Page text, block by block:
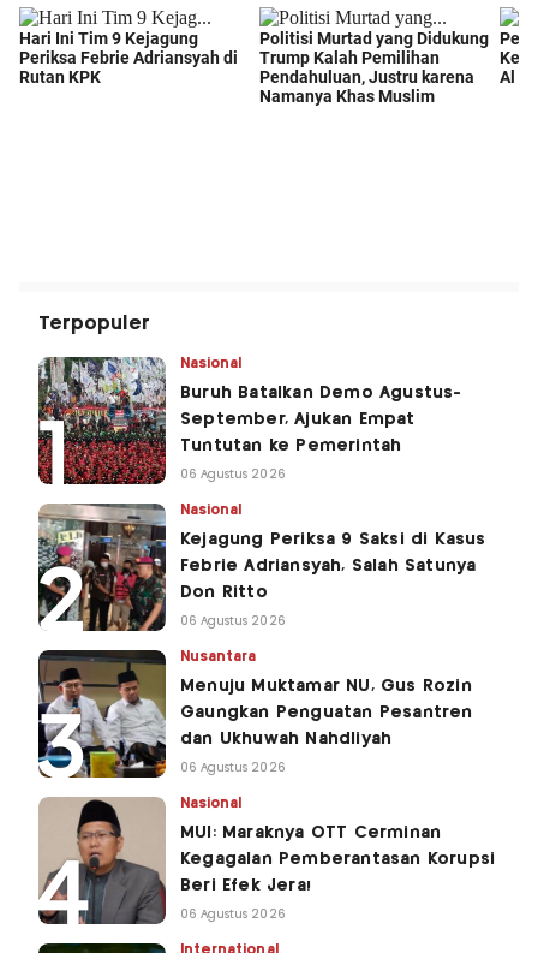
Terpopuler
Nasional
Buruh Batalkan Demo Agustus-
September, Ajukan Empat
Tuntutan ke Pemerintah
06 Agustus 2026
Nasional
Kejagung Periksa 9 Saksi di Kasus
Febrie Adriansyah, Salah Satunya
Don Ritto
06 Agustus 2026
Nusantara
Menuju Muktamar NU, Gus Rozin
Gaungkan Penguatan Pesantren
dan Ukhuwah Nahdliyah
06 Agustus 2026
Nasional
MUI: Maraknya OTT Cerminan
Kegagalan Pemberantasan Korupsi
Beri Efek Jera!
06 Agustus 2026
International